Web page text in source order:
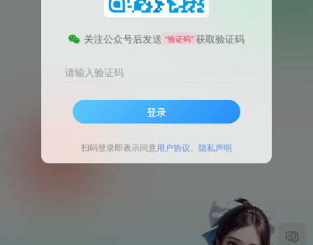
关注公众号后发送 “验证码” 获取验证码
请输入验证码
登录
扫码登录即表示同意用户协议 隐私声明